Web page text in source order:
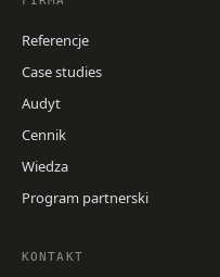
Referencje
Case studies
Audyt
Cennik
Wiedza
Program partnerski
KONTAKT